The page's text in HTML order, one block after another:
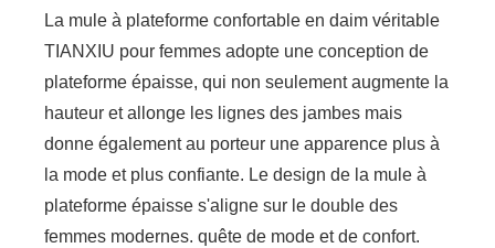
La mule à plateforme confortable en daim véritable
TIANXIU pour femmes adopte une conception de
plateforme épaisse, qui non seulement augmente la
hauteur et allonge les lignes des jambes mais
donne également au porteur une apparence plus à
la mode et plus confiante. Le design de la mule à
plateforme épaisse s'aligne sur le double des
femmes modernes. quête de mode et de confort.